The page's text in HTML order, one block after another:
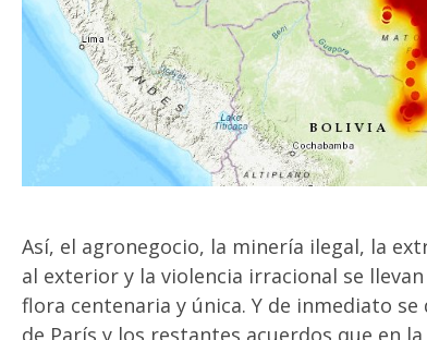
Así, el agronegocio, la minería ilegal, la
al exterior y la violencia irracional se
flora centenaria y única. Y de inmediato